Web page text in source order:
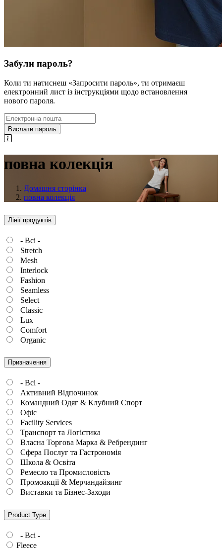
Забули пароль?
Коли ти натиснеш «Запросити пароль», ти отримаєш
електронний лист із інструкціями щодо встановлення
нового пароля.
Вислати пароль
повна колекція
Домашня сторінка
повна колекція
Лінії продуктів
- Всі -
Stretch
Mesh
Interlock
Fashion
Seamless
Select
Classic
Lux
Comfort
Organic
Призначення
- Всі -
Активний Відпочинок
Командний Одяг & Клубний Спорт
Офіс
Facility Services
Транспорт та Логістика
Власна Торгова Марка & Ребрендинг
Сфера Послуг та Гастрономія
Школа & Освіта
Ремесло та Промисловість
Промоакції & Мерчандайзинг
Виставки та Бізнес-Заходи
Product Type
- Всі -
Fleece